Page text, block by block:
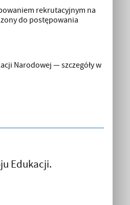
rekrutacyjnym na
do postępowania
Narodowej — szczegóły w
Edukacji.